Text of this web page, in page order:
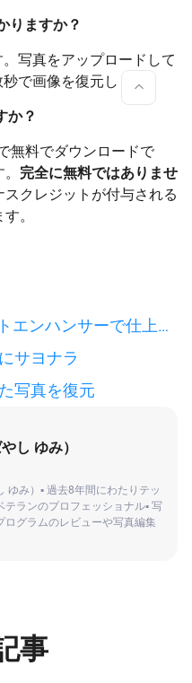
りますか？
。写真をアップロードして
で画像を復元します。
か？
無料でダウンロードで
完全に無料ではありませ
クレジットが付与される
。
エンハンサーで仕上げ
サヨナラ
写真を復元
し ゆみ）
ゆみ）▪ 過去8年間にわたりテッ
ランのプロフェッショナル▪ 写
グラムのレビューや写真編集
事